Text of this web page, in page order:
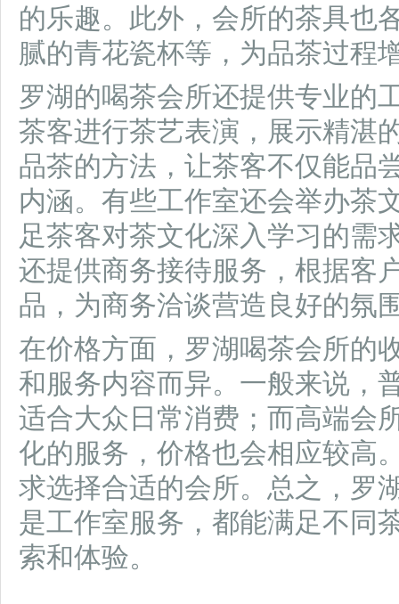
的乐趣。此外，会所的茶具也
腻的青花瓷杯等，为品茶过程
罗湖的喝茶会所还提供专业的
茶客进行茶艺表演，展示精湛
品茶的方法，让茶客不仅能品
内涵。有些工作室还会举办茶
足茶客对茶文化深入学习的需
还提供商务接待服务，根据客
品，为商务洽谈营造良好的氛
在价格方面，罗湖喝茶会所的
和服务内容而异。一般来说，
适合大众日常消费；而高端会
化的服务，价格也会相应较高
求选择合适的会所。总之，罗
是工作室服务，都能满足不同
索和体验。